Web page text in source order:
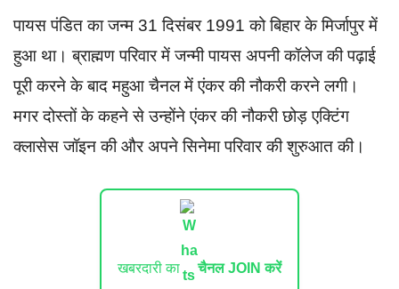
पायस पंडित का जन्म 31 दिसंबर 1991 को बिहार के मिर्जापुर में
हुआ था। ब्राह्मण परिवार में जन्मी पायस अपनी कॉलेज की पढ़ाई
पूरी करने के बाद महुआ चैनल में एंकर की नौकरी करने लगी।
मगर दोस्तों के कहने से उन्होंने एंकर की नौकरी छोड़ एक्टिंग
क्लासेस जॉइन की और अपने सिनेमा परिवार की शुरुआत की।
खबरदारी का चैनल JOIN करें